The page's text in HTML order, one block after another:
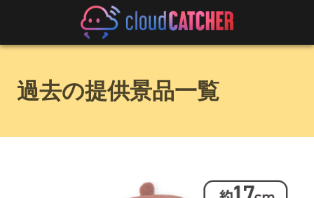
過去の提供景品一覧